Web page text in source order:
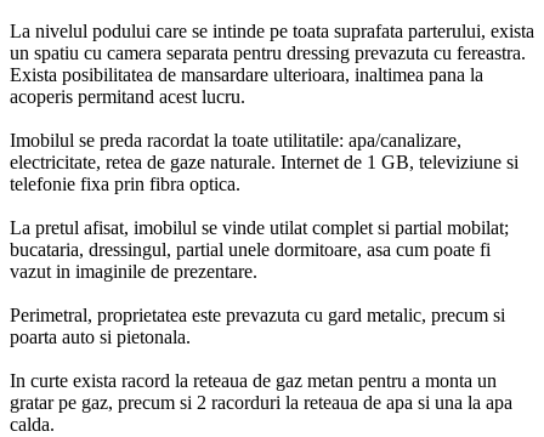
La nivelul podului care se intinde pe toata suprafata parterului, exista
un spatiu cu camera separata pentru dressing prevazuta cu fereastra.
Exista posibilitatea de mansardare ulterioara, inaltimea pana la
acoperis permitand acest lucru.
Imobilul se preda racordat la toate utilitatile: apa/canalizare,
electricitate, retea de gaze naturale. Internet de 1 GB, televiziune si
telefonie fixa prin fibra optica.
La pretul afisat, imobilul se vinde utilat complet si partial mobilat;
bucataria, dressingul, partial unele dormitoare, asa cum poate fi
vazut in imaginile de prezentare.
Perimetral, proprietatea este prevazuta cu gard metalic, precum si
poarta auto si pietonala.
In curte exista racord la reteaua de gaz metan pentru a monta un
gratar pe gaz, precum si 2 racorduri la reteaua de apa si una la apa
calda.